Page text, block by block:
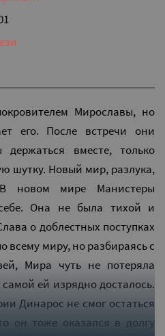
Мирославы, но
его. После встречи они
вместе, только
шутку. Новый мир, разлука,
новом мире Манистеры
Она не была тихой и
о доблестных поступках
всему миру, но разбираясь с
Мира чуть не потеряла
ей изрядно досталось.
Динарос не смог остаться
он тоже оказался в долгу